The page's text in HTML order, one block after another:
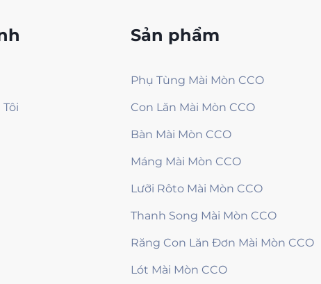
Sản phẩm
Phụ Tùng Mài Mòn CCO
Con Lăn Mài Mòn CCO
Bàn Mài Mòn CCO
Máng Mài Mòn CCO
Lưỡi Rôto Mài Mòn CCO
Thanh Song Mài Mòn CCO
Răng Con Lăn Đơn Mài Mòn CCO
Lót Mài Mòn CCO